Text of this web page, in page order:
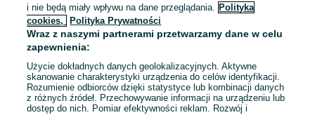
komfortowe noclegi, pokoje,
apartamenty dla firm Dabrowa
Dąbrowa Górnicza
15 lipca 2026
i nie będą miały wpływu na dane przeglądania. Polityka
cookies,
Polityka Prywatności
Wraz z naszymi partnerami przetwarzamy dane w celu
zapewnienia:
Użycie dokładnych danych geolokalizacyjnych. Aktywne
skanowanie charakterystyki urządzenia do celów identyfikacji.
Rozumienie odbiorców dzięki statystyce lub kombinacji danych
z różnych źródeł. Przechowywanie informacji na urządzeniu lub
dostęp do nich. Pomiar efektywności reklam. Rozwój i